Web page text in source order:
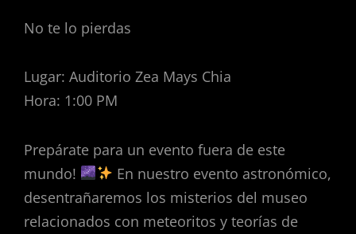
No te lo pierdas
Lugar: Auditorio Zea Mays Chia
Hora: 1:00 PM
Prepárate para un evento fuera de este
mundo!
En nuestro evento astronómico,
desentrañaremos los misterios del museo
relacionados con meteoritos y teorías de